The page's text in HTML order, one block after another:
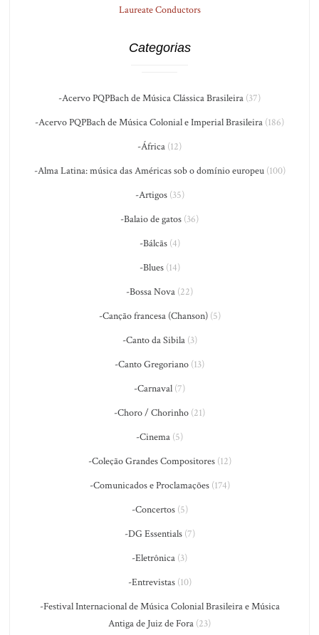
Laureate Conductors
Categorias
-Acervo PQPBach de Música Clássica Brasileira (37)
-Acervo PQPBach de Música Colonial e Imperial Brasileira (186)
-África (12)
-Alma Latina: música das Américas sob o domínio europeu(100)
-Artigos(35)
-Balaio de gatos (36)
-Bálcãs(4)
-Blues(14)
-Bossa Nova (22)
-Canção francesa (Chanson)(5)
-Canto da Sibila(3)
-Canto Gregoriano (13)
-Carnaval (7)
-Choro / Chorinho (21)
-Cinema (5)
-Coleção Grandes Compositores(12)
-Comunicados e Proclamações(174)
-Concertos(5)
-DG Essentials(7)
-Eletrônica (3)
-Entrevistas(10)
-Festival Internacional de Música Colonial Brasileira e Música
Antiga de Juiz de Fora (23)